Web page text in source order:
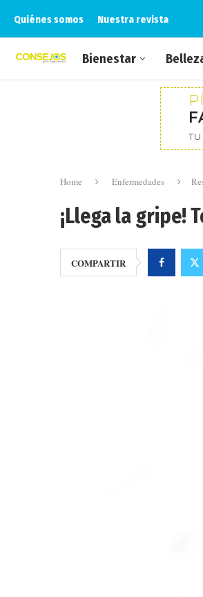
Quiénes somos Nuestra revista
Bienestar
Home Enfermedades
¡Llega la gripe!
COMPARTIR